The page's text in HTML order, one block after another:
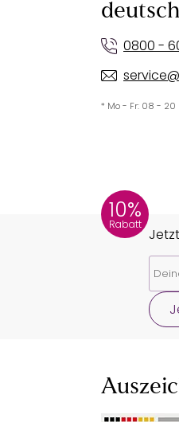
0800 -
* Mo - Fr: 08 - 20
10%
Rabatt